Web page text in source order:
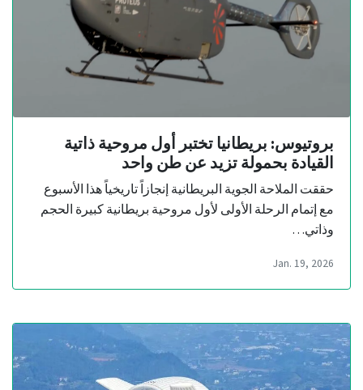
بروتيوس: بريطانيا تختبر أول مروحية ذاتية
القيادة بحمولة تزيد عن طن واحد
حققت الملاحة الجوية البريطانية إنجازاً تاريخياً هذا الأسبوع
مع إتمام الرحلة الأولى لأول مروحية بريطانية كبيرة الحجم
وذاتي…
Jan. 19, 2026